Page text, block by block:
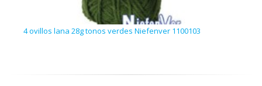
4 ovillos lana 28g tonos verdes Niefenver 1100103